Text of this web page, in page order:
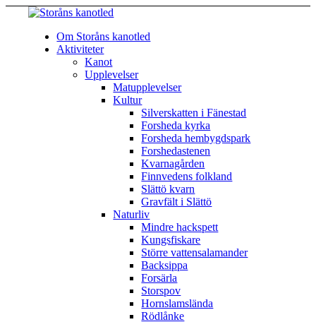
Om Storåns kanotled
Aktiviteter
Kanot
Upplevelser
Matupplevelser
Kultur
Silverskatten i Fänestad
Forsheda kyrka
Forsheda hembygdspark
Forshedastenen
Kvarnagården
Finnvedens folkland
Slättö kvarn
Gravfält i Slättö
Naturliv
Mindre hackspett
Kungsfiskare
Större vattensalamander
Backsippa
Forsärla
Storspov
Hornslamslända
Rödlånke